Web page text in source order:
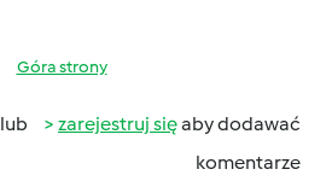
Góra strony
lub zarejestruj sięaby dodawać
komentarze